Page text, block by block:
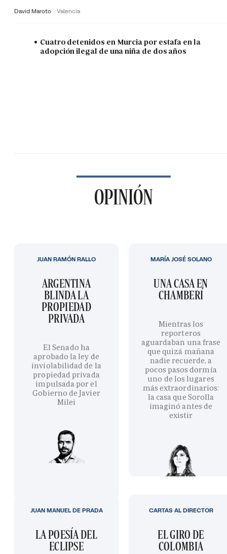
David Maroto Valencia
Cuatro detenidos en Murcia por estafa en la
adopción ilegal de una niña de dos años
OPINIÓN
ARGENTINA
BLINDA LA
PROPIEDAD
PRIVADA
El Senado ha
aprobado la ley de
inviolabilidad de la
propiedad privada
impulsada por el
Gobierno de Javier
Milei
JUAN RAMÓN RALLO
UNA CASA EN
CHAMBERÍ
Mientras los
reporteros
aguardaban una frase
que quizá mañana
nadie recuerde, a
pocos pasos dormía
uno de los lugares
más extraordinarios:
la casa que Sorolla
imaginó antes de
existir
MARÍA JOSÉ SOLANO
LA POESÍA DEL
ECLIPSE
JUAN MANUEL DE PRADA
EL GIRO DE
COLOMBIA
CARTAS AL DIRECTOR